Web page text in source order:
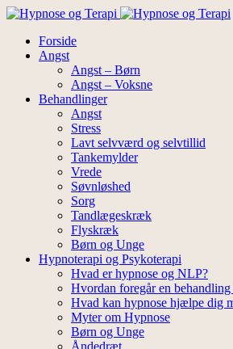
Forside
Angst
Angst – Børn
Angst – Voksne
Behandlinger
Angst
Stress
Lavt selvværd og selvtillid
Tankemylder
Vrede
Søvnløshed
Sorg
Tandlægeskræk
Flyskræk
Børn og Unge
Hypnoterapi og Psykoterapi
Hvad er hypnose og NLP?
Hvordan foregår en
Hvad kan hypnose hjælpe dig
Myter om Hypnose
Børn og Unge
Åndedræt